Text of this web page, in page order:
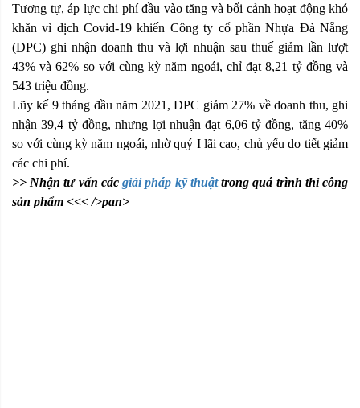
Tương tự, áp lực chi phí đầu vào tăng và bối cảnh hoạt động khó
khăn vì dịch Covid-19 khiến Công ty cổ phần Nhựa Đà Nẵng
(DPC) ghi nhận doanh thu và lợi nhuận sau thuế giảm lần lượt
43% và 62% so với cùng kỳ năm ngoái, chỉ đạt 8,21 tỷ đồng và
543 triệu đồng.
Lũy kế 9 tháng đầu năm 2021, DPC giảm 27% về doanh thu, ghi
nhận 39,4 tỷ đồng, nhưng lợi nhuận đạt 6,06 tỷ đồng, tăng 40%
so với cùng kỳ năm ngoái, nhờ quý I lãi cao, chủ yếu do tiết giảm
các chi phí.
>> Nhận tư vấn cácgiải pháp kỹ thuậttrong quá trình thi công
sản phẩm <<< />pan>